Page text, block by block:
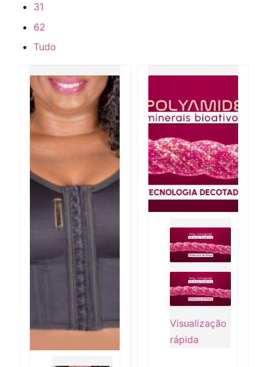
31
62
Tudo
Visualização
rápida